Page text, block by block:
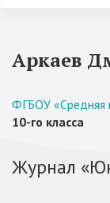
Аркаев
ФГБОУ «Средняя
10-го класса
Журнал